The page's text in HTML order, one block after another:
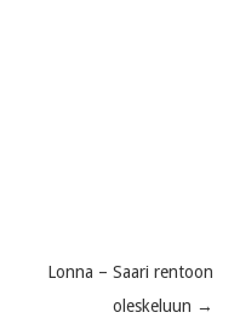
Lonna – Saari rentoon
oleskeluun →